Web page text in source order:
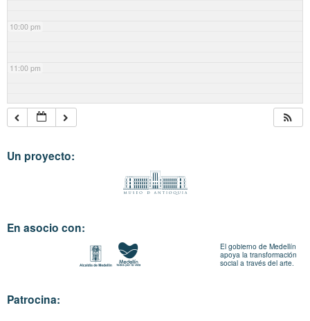
10:00 pm
11:00 pm
Un proyecto:
En asocio con:
El gobierno de Medellín
apoya la transformación
social a través del arte.
Patrocina: